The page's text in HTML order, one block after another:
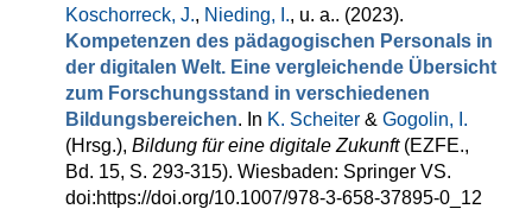
Koschorreck, J., Nieding, I., u. a.. (2023).
Kompetenzen des pädagogischen Personals in
der digitalen Welt. Eine vergleichende Übersicht
zum Forschungsstand in verschiedenen
Bildungsbereichen. In K. Scheiter & Gogolin, I.
(Hrsg.), Bildung für eine digitale Zukunft(EZFE.,
Bd. 15, S. 293-315). Wiesbaden: Springer VS.
doi:https://doi.org/10.1007/978-3-658-37895-0_12